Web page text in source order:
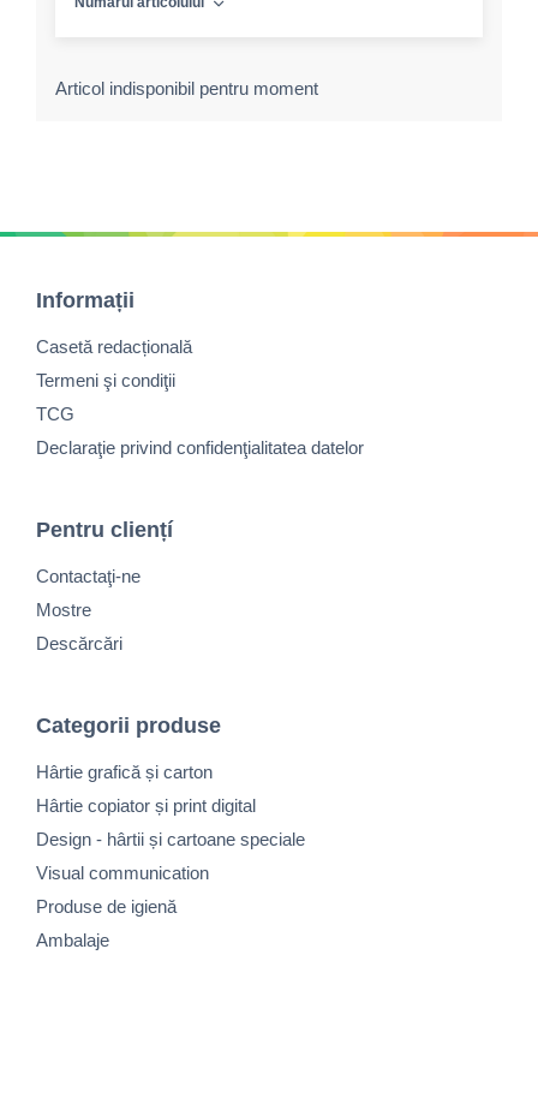
Articol indisponibil pentru moment
Informații
Casetă redacțională
Termeni şi condiţii
TCG
Declaraţie privind confidenţialitatea datelor
Pentru cliențí
Contactaţi-ne
Mostre
Descărcări
Categorii produse
Hârtie grafică și carton
Hârtie copiator și print digital
Design - hârtii și cartoane speciale
Visual communication
Produse de igienă
Ambalaje